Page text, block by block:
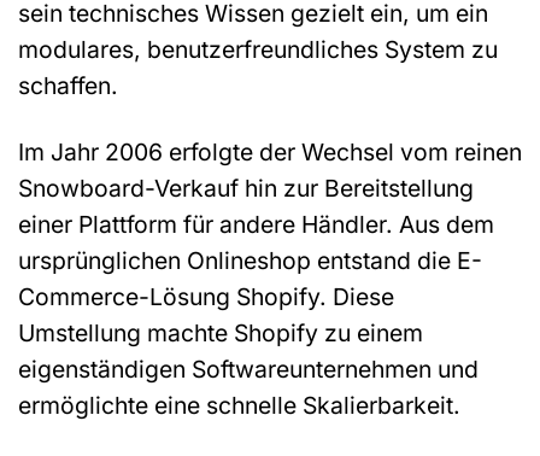
sein technisches Wissen gezielt ein, um ein
modulares, benutzerfreundliches System zu
schaffen.
Im Jahr 2006 erfolgte der Wechsel vom reinen
Snowboard-Verkauf hin zur Bereitstellung
einer Plattform für andere Händler. Aus dem
ursprünglichen Onlineshop entstand die E-
Commerce-Lösung Shopify. Diese
Umstellung machte Shopify zu einem
eigenständigen Softwareunternehmen und
ermöglichte eine schnelle Skalierbarkeit.